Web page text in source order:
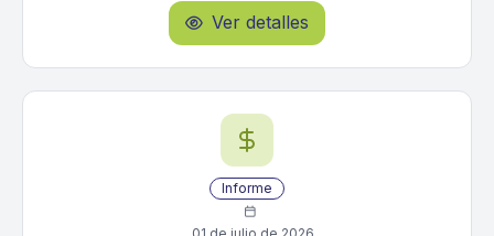
sus características socio demográficas); servicios
ofrecidos; actividades educativas efectuadas y
socio demográficas; servicios ofrecidos).
 Ver detalles
Informe
